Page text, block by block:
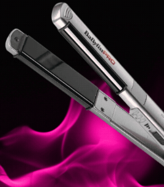
/ Dezinfectare
impreuna: